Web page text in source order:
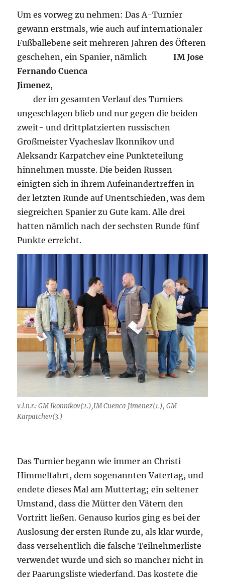
Um es vorweg zu nehmen: Das A-Turnier
gewann erstmals, wie auch auf internationaler
Fußballebene seit mehreren Jahren des Öfteren
geschehen, ein Spanier, nämlichIMJose
Fernando Cuenca
Jimenez,
der im gesamten Verlauf des Turniers
ungeschlagen blieb und nur gegen die beiden
zweit- und drittplatzierten russischen
Großmeister Vyacheslav Ikonnikov und
Aleksandr Karpatchev eine Punkteteilung
hinnehmen musste. Die beiden Russen
einigten sich in ihrem Aufeinandertreffen in
der letzten Runde auf Unentschieden, was dem
siegreichen Spanier zu Gute kam. Alle drei
hatten nämlich nach der sechsten Runde fünf
Punkte erreicht.
v.l.n.r.: GM Ikonnikov(2.),IM Cuenca Jimenez(1.), GM
Karpatchev(3.)
Das Turnier begann wie immer an Christi
Himmelfahrt, dem sogenannten Vatertag, und
endete dieses Mal am Muttertag; ein seltener
Umstand, dass die Mütter den Vätern den
Vortritt ließen. Genauso kurios ging es bei der
Auslosung der ersten Runde zu, als klar wurde,
dass versehentlich die falsche Teilnehmerliste
verwendet wurde und sich so mancher nicht in
der Paarungsliste wiederfand. Das kostete die